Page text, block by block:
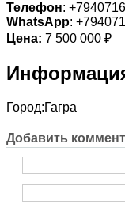
Телефон:
WhatsApp:
Цена: 7 500 000 ₽
Город:Гагра
Добавить